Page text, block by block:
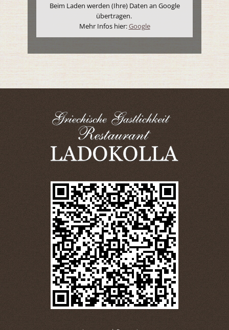
Beim Laden werden (Ihre) Daten an Google
übertragen.
Mehr Infos hier:Google